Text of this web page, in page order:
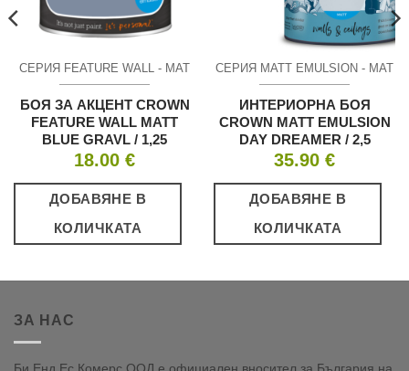
СЕРИЯ FEATURE WALL - МАТ
БОЯ ЗА АКЦЕНТ CROWN
FEATURE WALL MATT
BLUE GRAVL / 1,25
18.00 €
ДОБАВЯНЕ В
КОЛИЧКАТА
СЕРИЯ MATT EMULSION - МАТ
ИНТЕРИОРНА БОЯ
CROWN MATT EMULSION
DAY DREAMER / 2,5
35.90 €
ДОБАВЯНЕ В
КОЛИЧКАТА
ЗА НАС